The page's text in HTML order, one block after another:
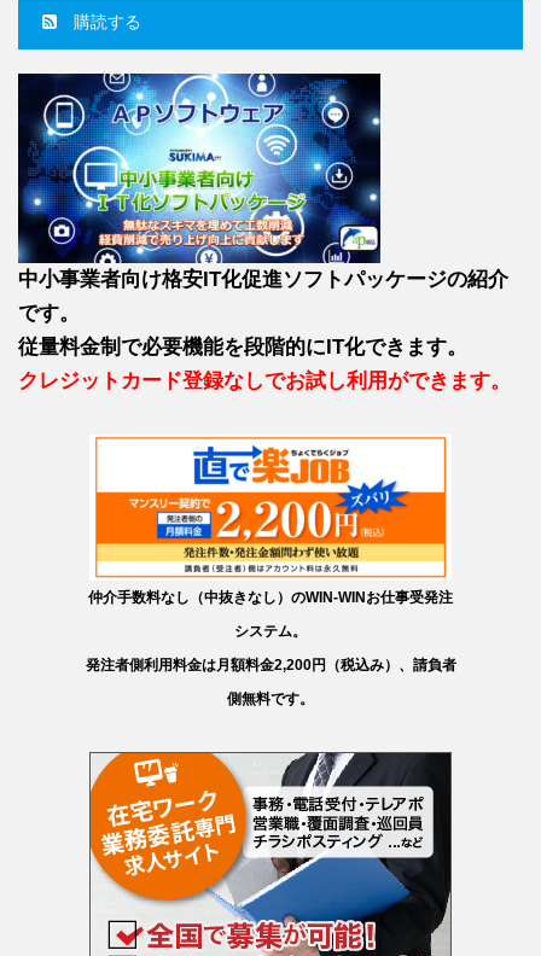
購読する
中小事業者向け格安IT化促進ソフトパッケージの紹介
です。
従量料金制で必要機能を段階的にIT化できます。
クレジットカード登録なしでお試し利用ができます。
仲介手数料なし（中抜きなし）のWIN-WINお仕事受発注
システム。
発注者側利用料金は月額料金2,200円（税込み）、請負者
側無料です。